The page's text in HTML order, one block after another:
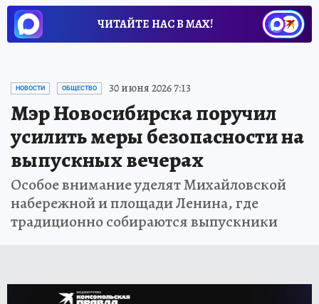
ЧИТАЙТЕ НАС В МАХ!
НОВОСТИ ОБЩЕСТВО 30 июня 2026 7:13
Мэр Новосибирска поручил
усилить меры безопасности на
выпускных вечерах
Особое внимание уделят Михайловской
набережной и площади Ленина, где
традиционно собираются выпускники